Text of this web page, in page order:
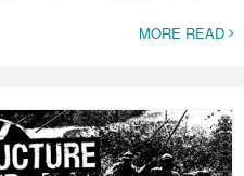
MORE READ